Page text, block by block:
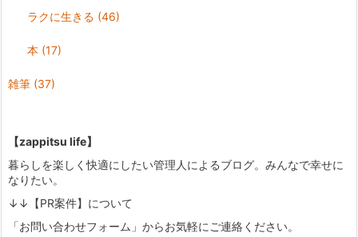
ラクに生きる (46)
本 (17)
雑筆 (37)
【zappitsu life】
暮らしを楽しく快適にしたい管理人によるブログ。みんなで幸せに
なりたい。
↓↓【PR案件】について
「お問い合わせフォーム」からお気軽にご連絡ください。